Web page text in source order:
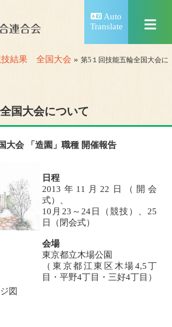
Auto
Translate
技結果 全国大会 »第5１回技能五輪全国大会に
国大会について
大会 「造園」職種 開催報告
日程
2013年11月22日（開会
式）、
10月23～24日（競技）、25
日（閉会式）
会場
東京都立木場公園
（東京都江東区木場4,5丁
目・平野4丁目・三好4丁目）
図